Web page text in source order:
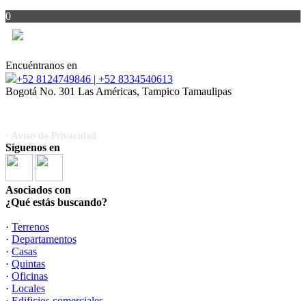
0
Encuéntranos en
+52 8124749846 | +52 8334540613
Bogotá No. 301 Las Américas, Tampico Tamaulipas
· Aviso de Privacidad
Síguenos en
Asociados con
¿Qué estás buscando?
· Terrenos
· Departamentos
· Casas
· Quintas
· Oficinas
· Locales